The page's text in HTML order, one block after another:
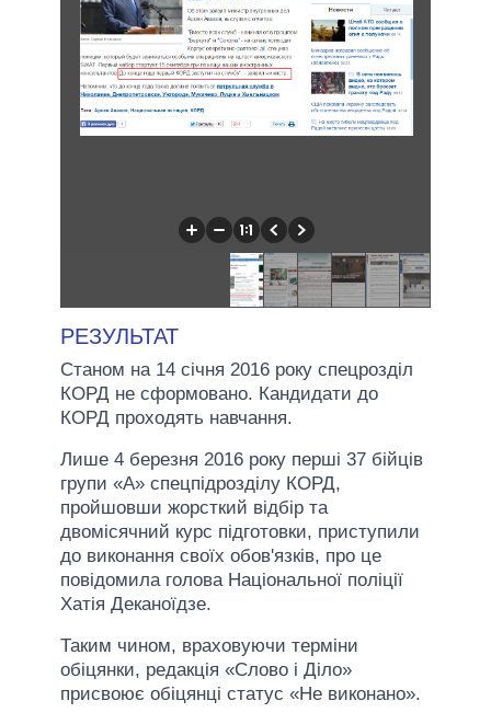
РЕЗУЛЬТАТ
Станом на 14 січня 2016 року спецрозділ
КОРД не сформовано. Кандидати до
КОРД проходять навчання.
Лише 4 березня 2016 року перші 37 бійців
групи «А» спецпідрозділу КОРД,
пройшовши жорсткий відбір та
двомісячний курс підготовки, приступили
до виконання своїх обов'язків, про це
повідомила голова Національної поліції
Хатія Деканоїдзе.
Таким чином, враховуючи терміни
обіцянки, редакція «Слово і Діло»
присвоює обіцянці статус «Не виконано».